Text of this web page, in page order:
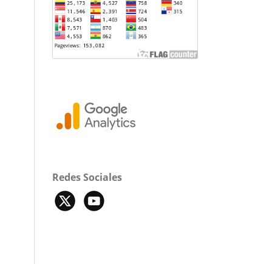
Redes Sociales